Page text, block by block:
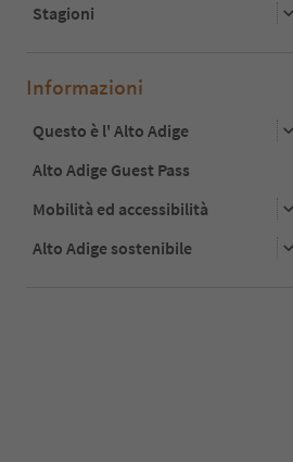
Stagioni
Informazioni
Questo è l' Alto Adige
Alto Adige Guest Pass
Mobilità ed accessibilità
Alto Adige sostenibile